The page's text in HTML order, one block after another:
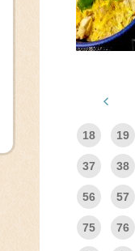
18 19
37 38
56 57
75 76